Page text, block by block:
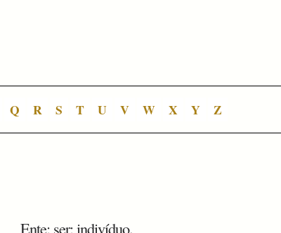
Q R S T U V W X Y Z
Ente; ser; indivíduo.